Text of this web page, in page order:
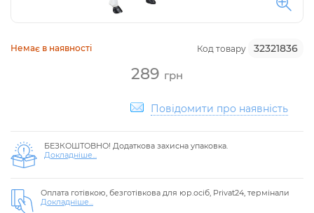
Немає в наявності Код товару 32321836
289 грн
Повідомити про наявність
БЕЗКОШТОВНО! Додаткова захисна упаковка.
Докладніше...
Оплата готівкою, безготівкова для юр.осіб, Privat24, термінали
Докладніше...